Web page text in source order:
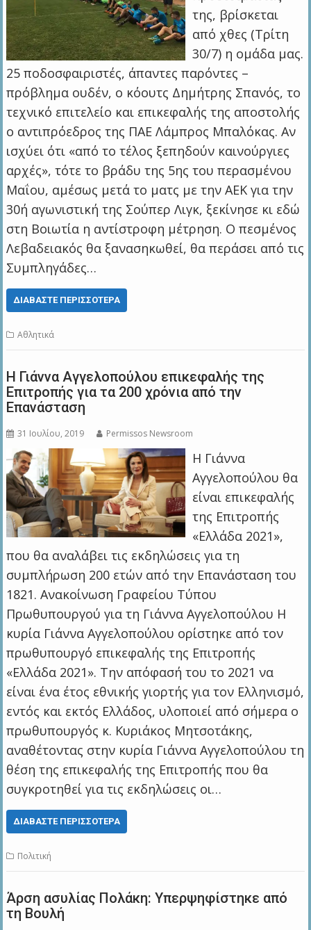
της, βρίσκεται
από χθες (Τρίτη
30/7) η ομάδα μας.
25 ποδοσφαιριστές, άπαντες παρόντες –
πρόβλημα ουδέν, ο κόουτς Δημήτρης Σπανός, το
τεχνικό επιτελείο και επικεφαλής της αποστολής
ο αντιπρόεδρος της ΠΑΕ Λάμπρος Μπαλόκας. Αν
ισχύει ότι «από το τέλος ξεπηδούν καινούργιες
αρχές», τότε το βράδυ της 5ης του περασμένου
Μαΐου, αμέσως μετά το ματς με την ΑΕΚ για την
30ή αγωνιστική της Σούπερ Λιγκ, ξεκίνησε κι εδώ
στη Βοιωτία η αντίστροφη μέτρηση. Ο πεσμένος
Λεβαδειακός θα ξανασηκωθεί, θα περάσει από τις
Συμπληγάδες…
ΔΙΑΒΆΣΤΕ ΠΕΡΙΣΣΌΤΕΡΑ
Αθλητικά
Η Γιάννα Αγγελοπούλου επικεφαλής της
Επιτροπής για τα 200 χρόνια από την
Επανάσταση
31 Ιουλίου, 2019 Permissos Newsroom
Η Γιάννα
Αγγελοπούλου θα
είναι επικεφαλής
της Επιτροπής
«Ελλάδα 2021»,
που θα αναλάβει τις εκδηλώσεις για τη
συμπλήρωση 200 ετών από την Επανάσταση του
1821. Ανακοίνωση Γραφείου Τύπου
Πρωθυπουργού για τη Γιάννα Αγγελοπούλου Η
κυρία Γιάννα Αγγελοπούλου ορίστηκε από τον
πρωθυπουργό επικεφαλής της Επιτροπής
«Ελλάδα 2021». Την απόφασή του το 2021 να
είναι ένα έτος εθνικής γιορτής για τον Ελληνισμό,
εντός και εκτός Ελλάδος, υλοποιεί από σήμερα ο
πρωθυπουργός κ. Κυριάκος Μητσοτάκης,
αναθέτοντας στην κυρία Γιάννα Αγγελοπούλου τη
θέση της επικεφαλής της Επιτροπής που θα
συγκροτηθεί για τις εκδηλώσεις οι…
ΔΙΑΒΆΣΤΕ ΠΕΡΙΣΣΌΤΕΡΑ
Πολιτική
Άρση ασυλίας Πολάκη: Υπερψηφίστηκε από
τη Βουλή